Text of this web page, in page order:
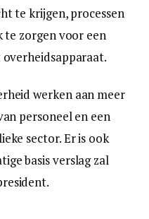
te krijgen, processen
zorgen voor een
werken aan meer
personeel en een
sector. Er is ook
basis verslag zal